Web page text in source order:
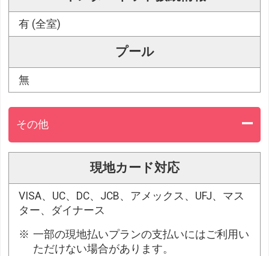
有 (全室)
プール
無
その他
現地カード対応
VISA、UC、DC、JCB、アメックス、UFJ、マス
ター、ダイナース
一部の現地払いプランの支払いにはご利用い
ただけない場合があります。